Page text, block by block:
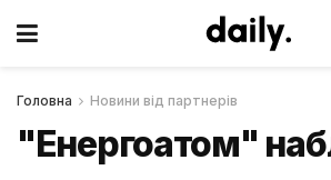
Головна Новини від партнерів
"Енергоатом"